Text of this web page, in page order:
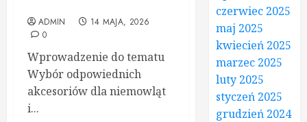
ADMIN
14 MAJA, 2026
0
Wprowadzenie do tematu
Wybór odpowiednich
akcesoriów dla niemowląt
i...
czerwiec 2025
maj 2025
kwiecień 2025
marzec 2025
luty 2025
styczeń 2025
grudzień 2024